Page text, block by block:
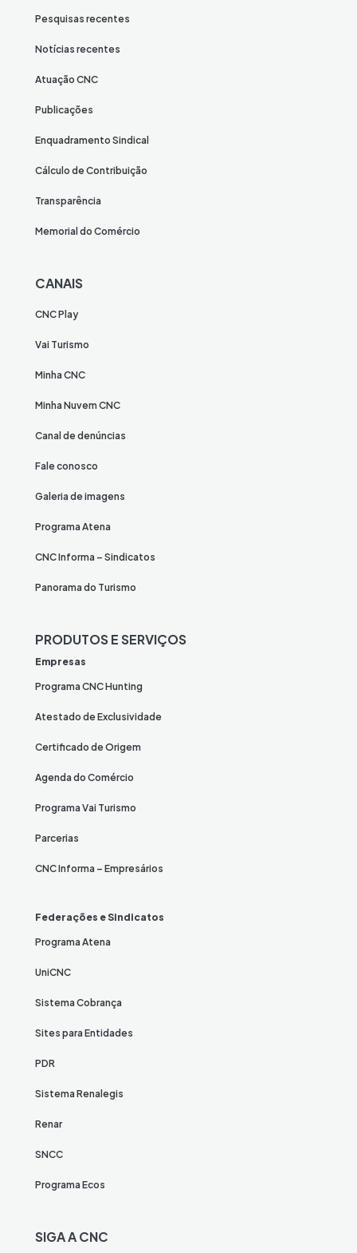
Pesquisas recentes
Notícias recentes
Atuação CNC
Publicações
Enquadramento Sindical
Cálculo de Contribuição
Transparência
Memorial do Comércio
CANAIS
CNC Play
Vai Turismo
Minha CNC
Minha Nuvem CNC
Canal de denúncias
Fale conosco
Galeria de imagens
Programa Atena
CNC Informa – Sindicatos
Panorama do Turismo
PRODUTOS E SERVIÇOS
Empresas
Programa CNC Hunting
Atestado de Exclusividade
Certificado de Origem
Agenda do Comércio
Programa Vai Turismo
Parcerias
CNC Informa – Empresários
Federações e Sindicatos
Programa Atena
UniCNC
Sistema Cobrança
Sites para Entidades
PDR
Sistema Renalegis
Renar
SNCC
Programa Ecos
SIGA A CNC